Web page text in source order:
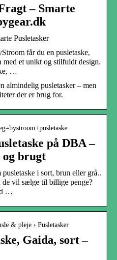
– Smarte
Pusletasker
får du en pusletaske,
et unikt og stilfuldt design.
…
almindelig pusletasker – men
der er brug for.
på DBA –
og brugt
i sort, brun eller grå..
de vil sælge til billige penge?
…
& pleje › Pusletasker
Gaida, sort –